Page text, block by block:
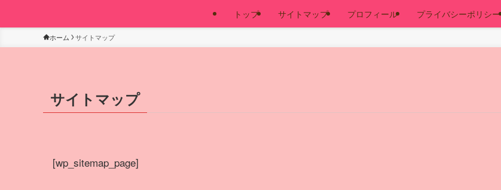
トップ サイトマップ プロフィール プライバシーポリシー
ホーム サイトマップ
サイトマップ
[wp_sitemap_page]